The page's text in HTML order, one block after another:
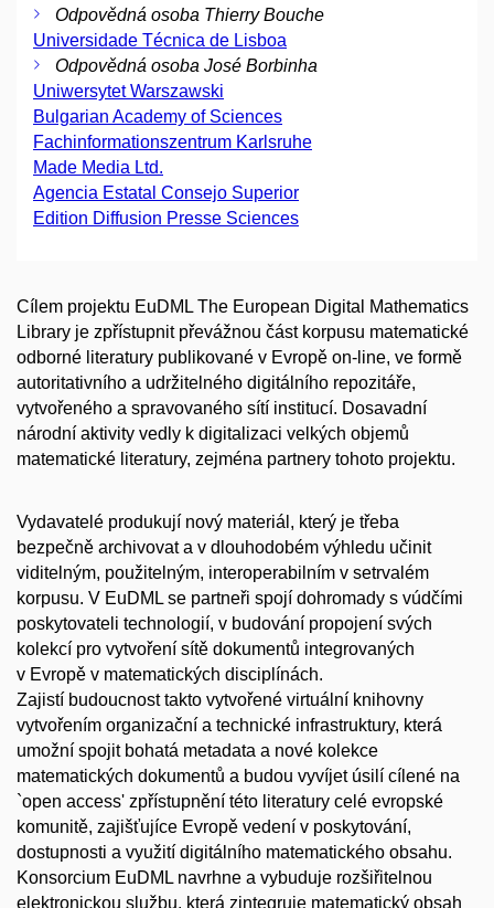
Odpovědná osoba Thierry Bouche
Universidade Técnica de Lisboa
Odpovědná osoba José Borbinha
Uniwersytet Warszawski
Bulgarian Academy of Sciences
Fachinformationszentrum Karlsruhe
Made Media Ltd.
Agencia Estatal Consejo Superior
Edition Diffusion Presse Sciences
Cílem projektu EuDML The European Digital Mathematics
Library je zpřístupnit převážnou část korpusu matematické
odborné literatury publikované v Evropě on-line, ve formě
autoritativního a udržitelného digitálního repozitáře,
vytvořeného a spravovaného sítí institucí. Dosavadní
národní aktivity vedly k digitalizaci velkých objemů
matematické literatury, zejména partnery tohoto projektu.
Vydavatelé produkují nový materiál, který je třeba
bezpečně archivovat a v dlouhodobém výhledu učinit
viditelným, použitelným, interoperabilním v setrvalém
korpusu. V EuDML se partneři spojí dohromady s vúdčími
poskytovateli technologií, v budování propojení svých
kolekcí pro vytvoření sítě dokumentů integrovaných
v Evropě v matematických disciplínách.
Zajistí budoucnost takto vytvořené virtuální knihovny
vytvořením organizační a technické infrastruktury, která
umožní spojit bohatá metadata a nové kolekce
matematických dokumentů a budou vyvíjet úsilí cílené na
`open access' zpřístupnění této literatury celé evropské
komunitě, zajišťujíce Evropě vedení v poskytování,
dostupnosti a využití digitálního matematického obsahu.
Konsorcium EuDML navrhne a vybuduje rozšiřitelnou
elektronickou službu, která zintegruje matematický obsah